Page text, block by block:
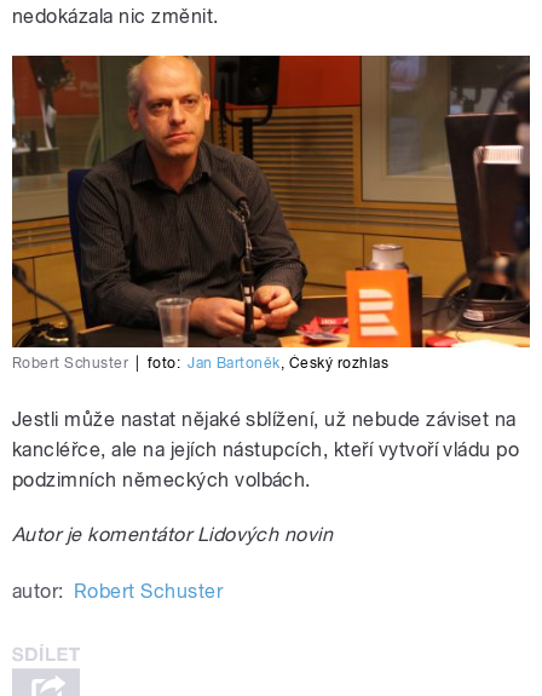
nedokázala nic změnit.
Robert Schuster foto: Jan Bartoněk, Český rozhlas
Jestli může nastat nějaké sblížení, už nebude záviset na
kancléřce, ale na jejích nástupcích, kteří vytvoří vládu po
podzimních německých volbách.
Autor je komentátor Lidových novin
autor: Robert Schuster